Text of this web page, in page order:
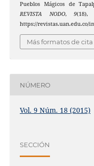
Pueblos Mágicos de
REVISTA NODO,9(18),
https://revistas.uan.edu.co/
Más formatos de cita
NÚMERO
Vol. 9 Núm. 18 (2015)
SECCIÓN